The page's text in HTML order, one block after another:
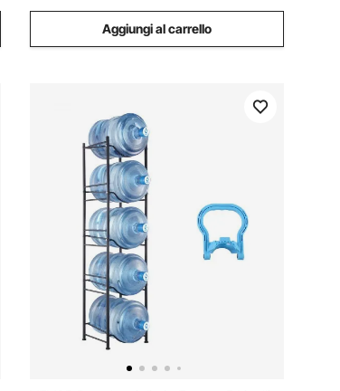
Aggiungi al carrello